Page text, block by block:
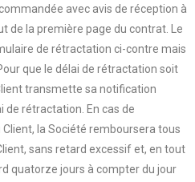
avec avis de réception à
de la première page du contrat. Le
de rétractation ci-contre mais
que le délai de rétractation soit
transmette sa notification
de rétractation. En cas de
la Société remboursera tous
sans retard excessif et, en tout
quatorze jours à compter du jour